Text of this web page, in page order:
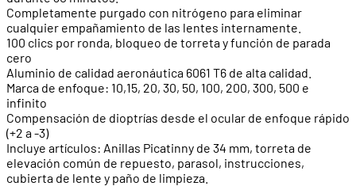
Completamente purgado con nitrógeno para eliminar
cualquier empañamiento de las lentes internamente.
100 clics por ronda, bloqueo de torreta y función de parada
cero
Aluminio de calidad aeronáutica 6061 T6 de alta calidad.
Marca de enfoque: 10,15, 20, 30, 50, 100, 200, 300, 500 e
infinito
Compensación de dioptrías desde el ocular de enfoque rápido
(+2 a -3)
Incluye artículos: Anillas Picatinny de 34 mm, torreta de
elevación común de repuesto, parasol, instrucciones,
cubierta de lente y paño de limpieza.